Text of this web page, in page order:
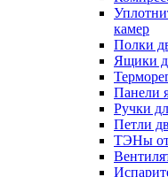
камер
Полки
Ящики
Панели
Ручки
Петли
ТЭНы